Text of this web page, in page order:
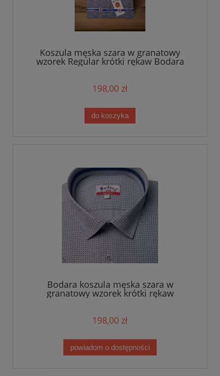
Koszula męska szara w granatowy
wzorek Regular krótki rękaw Bodara
198,00 zł
do koszyka
Bodara koszula męska szara w
granatowy wzorek krótki rękaw
198,00 zł
powiadom o dostępności